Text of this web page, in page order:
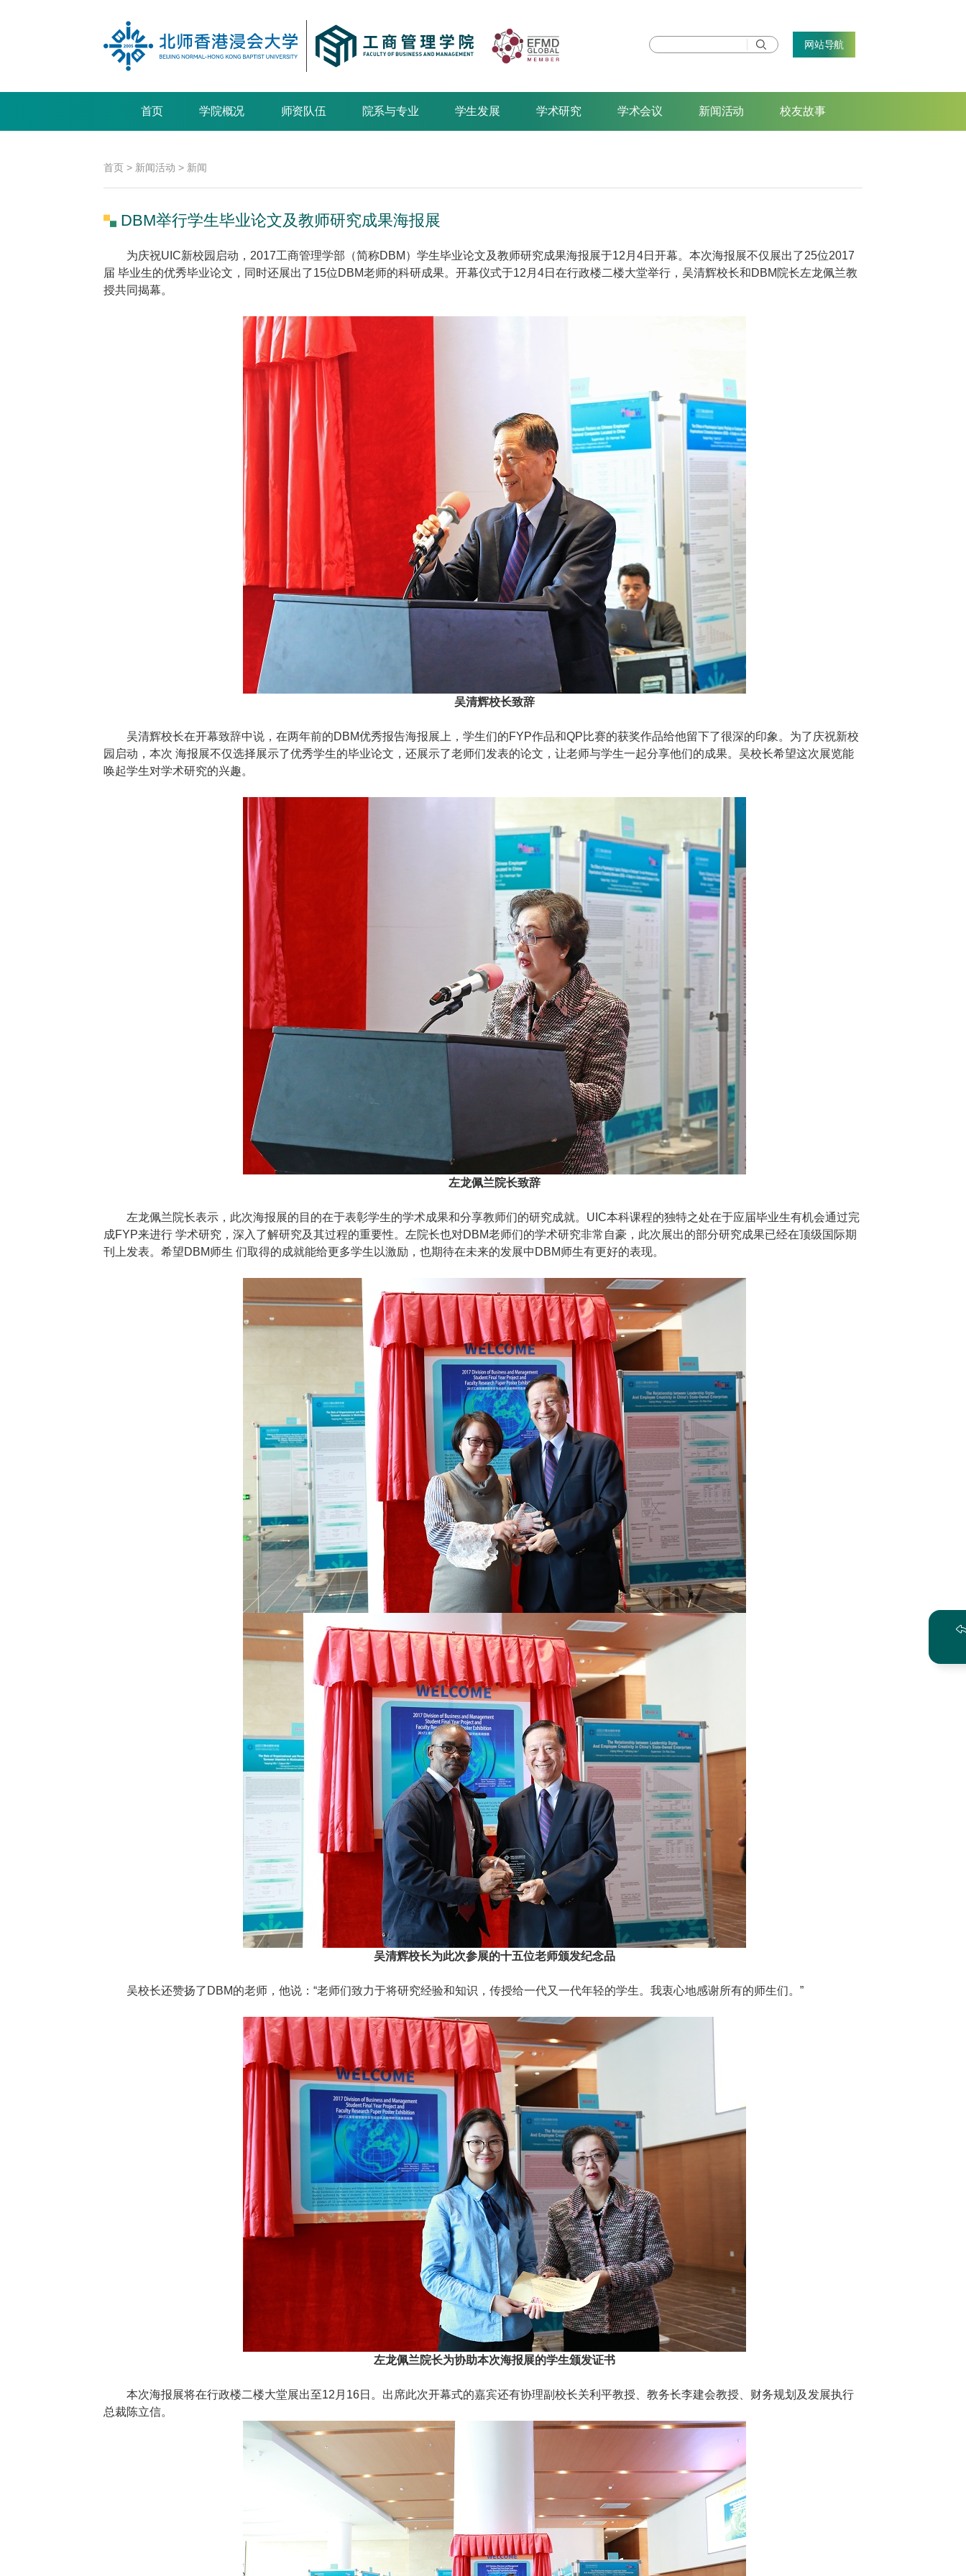
网站导航
首页 学院概况 师资队伍 院系与专业 学生发展 学术研究 学术会议 新闻活动 校友故事
首页 > 新闻活动 > 新闻
DBM举行学生毕业论文及教师研究成果海报展
为庆祝UIC新校园启动，2017工商管理学部（简称DBM）学生毕业论文及教师研究成果海报展于12月4日开幕。本次海报展不仅展出了25位2017
届 毕业生的优秀毕业论文，同时还展出了15位DBM老师的科研成果。开幕仪式于12月4日在行政楼二楼大堂举行，吴清辉校长和DBM院长左龙佩兰教
授共同揭幕。
吴清辉校长致辞
吴清辉校长在开幕致辞中说，在两年前的DBM优秀报告海报展上，学生们的FYP作品和QP比赛的获奖作品给他留下了很深的印象。为了庆祝新校
园启动，本次 海报展不仅选择展示了优秀学生的毕业论文，还展示了老师们发表的论文，让老师与学生一起分享他们的成果。吴校长希望这次展览能
唤起学生对学术研究的兴趣。
左龙佩兰院长致辞
左龙佩兰院长表示，此次海报展的目的在于表彰学生的学术成果和分享教师们的研究成就。UIC本科课程的独特之处在于应届毕业生有机会通过完
成FYP来进行 学术研究，深入了解研究及其过程的重要性。左院长也对DBM老师们的学术研究非常自豪，此次展出的部分研究成果已经在顶级国际期
刊上发表。希望DBM师生 们取得的成就能给更多学生以激励，也期待在未来的发展中DBM师生有更好的表现。
吴清辉校长为此次参展的十五位老师颁发纪念品
吴校长还赞扬了DBM的老师，他说：“老师们致力于将研究经验和知识，传授给一代又一代年轻的学生。我衷心地感谢所有的师生们。”
左龙佩兰院长为协助本次海报展的学生颁发证书
本次海报展将在行政楼二楼大堂展出至12月16日。出席此次开幕式的嘉宾还有协理副校长关利平教授、教务长李建会教授、财务规划及发展执行
总裁陈立信。